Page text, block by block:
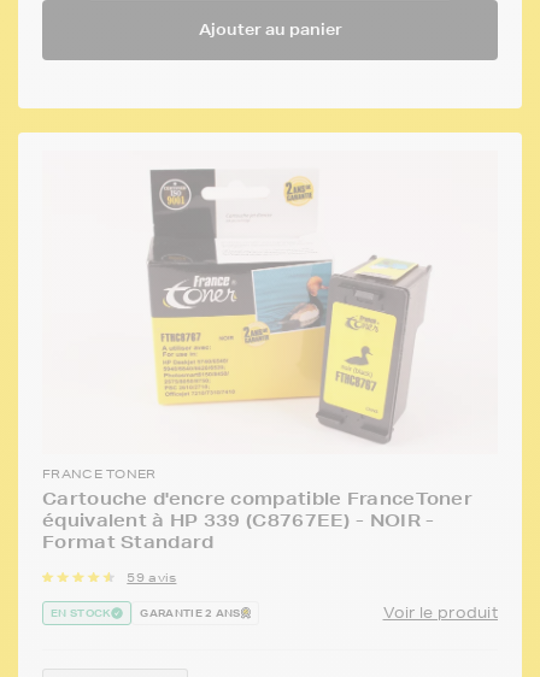
Ajouter au panier
FRANCE TONER
Cartouche d'encre compatible FranceToner
équivalent à HP 339 (C8767EE) - NOIR -
Format Standard
59 avis
EN STOCK GARANTIE 2 ANS Voir le produit